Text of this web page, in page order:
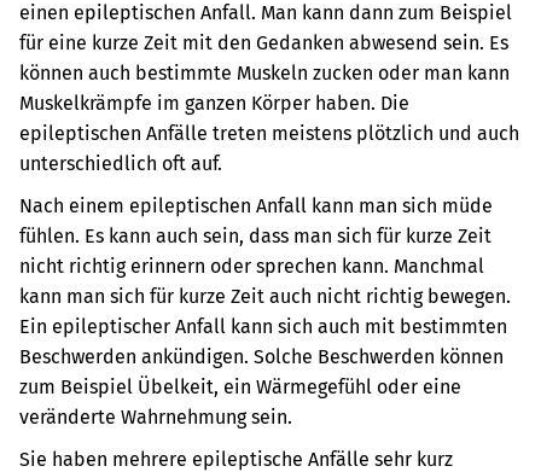
einen epileptischen Anfall. Man kann dann zum Beispiel
für eine kurze Zeit mit den Gedanken abwesend sein. Es
können auch bestimmte Muskeln zucken oder man kann
Muskelkrämpfe im ganzen Körper haben. Die
epileptischen Anfälle treten meistens plötzlich und auch
unterschiedlich oft auf.
Nach einem epileptischen Anfall kann man sich müde
fühlen. Es kann auch sein, dass man sich für kurze Zeit
nicht richtig erinnern oder sprechen kann. Manchmal
kann man sich für kurze Zeit auch nicht richtig bewegen.
Ein epileptischer Anfall kann sich auch mit bestimmten
Beschwerden ankündigen. Solche Beschwerden können
zum Beispiel Übelkeit, ein Wärmegefühl oder eine
veränderte Wahrnehmung sein.
Sie haben mehrere epileptische Anfälle sehr kurz